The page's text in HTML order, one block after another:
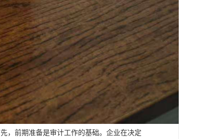
，前期准备是审计工作的基础。企业在决定